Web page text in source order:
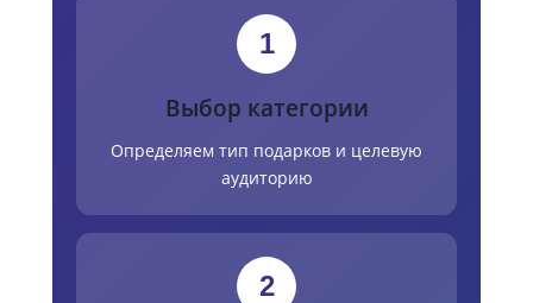
1
Выбор категории
Определяем тип подарков и целевую
аудиторию
2